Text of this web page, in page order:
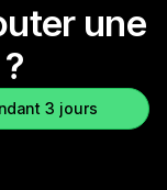
une
3 jours